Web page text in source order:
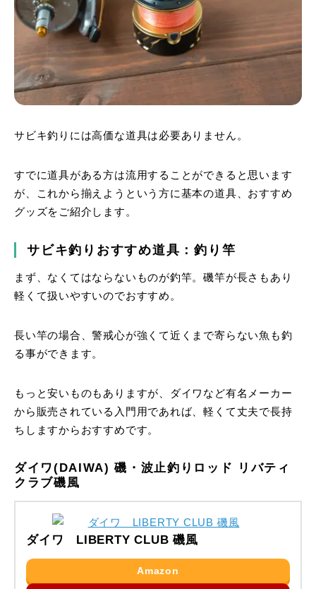
サビキ釣りには高価な道具は必要ありません。
すでに道具がある方は流用することができると思います
が、これから揃えようという方に基本の道具、おすすめ
グッズをご紹介します。
サビキ釣りおすすめ道具：釣り竿
まず、なくてはならないものが釣竿。磯竿が長さもあり
軽くて扱いやすいのでおすすめ。
長い竿の場合、警戒心が強くて近くまで寄らない魚も釣
る事ができます。
もっと安いものもありますが、ダイワなど有名メーカー
から販売されている入門用であれば、軽くて丈夫で長持
ちしますからおすすめです。
ダイワ(DAIWA) 磯・波止釣りロッド リバティ
クラブ磯風
ダイワ LIBERTY CLUB 磯風
Amazon